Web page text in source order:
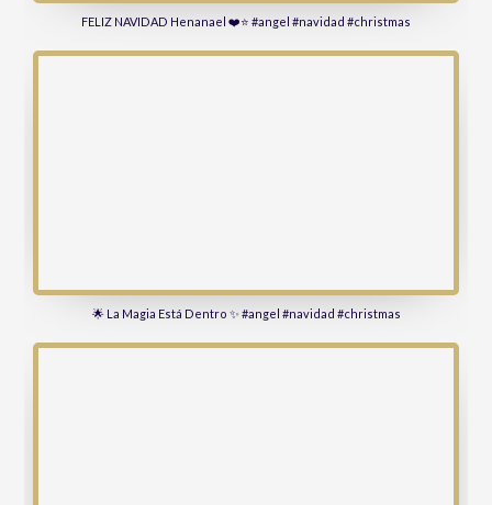
FELIZ NAVIDAD Henanael ❤️⭐ #angel #navidad #christmas
🌟 La Magia Está Dentro ✨ #angel #navidad #christmas